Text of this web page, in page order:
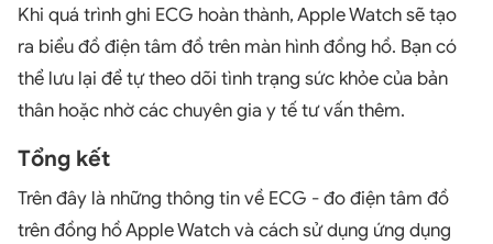
Khi quá trình ghi ECG hoàn thành, Apple Watch sẽ tạo
ra biểu đồ điện tâm đồ trên màn hình đồng hồ. Bạn có
thể lưu lại để tự theo dõi tình trạng sức khỏe của bản
thân hoặc nhờ các chuyên gia y tế tư vấn thêm.
Tổng kết
Trên đây là những thông tin về ECG - đo điện tâm đồ
trên đồng hồ Apple Watch và cách sử dụng ứng dụng